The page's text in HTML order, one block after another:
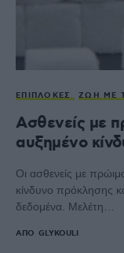
ΕΠΙΠΛΟΚΈΣ ΖΩΉ ΜΕ
Ασθενείς με
αυξημένο
Οι ασθενείς με
κίνδυνο πρόκλησης
δεδομένα. Μελέτη…
ΑΠΌ GLYKOULI